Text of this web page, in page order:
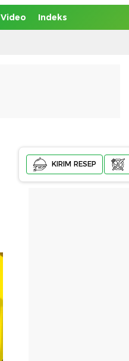
Video Indeks
KIRIM RESEP